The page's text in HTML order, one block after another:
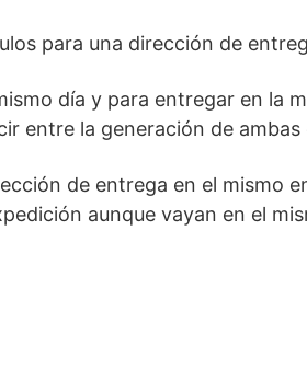
para una dirección de
día y para entregar en la
entre la generación de ambas
de entrega en el mismo
aunque vayan en el